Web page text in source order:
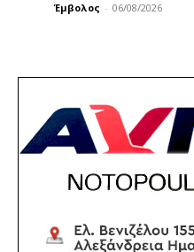
Έμβολος - 06/08/2026